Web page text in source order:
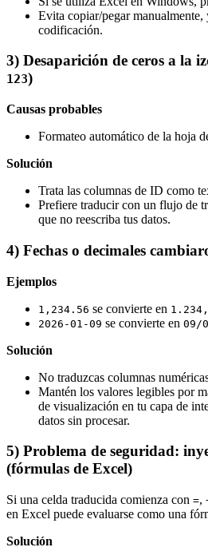
Evita copiar/pegar manualmente,
codificación.
3) Desaparición de ceros a la
123)
Causas probables
Formateo automático de la hoja
Solución
Trata las columnas de ID como
Prefiere traducir con un flujo de
que no reescriba tus datos.
4) Fechas o decimales
Ejemplos
1,234.56 se convierte en
2026-01-09 se convierte en 09/
Solución
No traduzcas columnas
Mantén los valores legibles por
de visualización en tu capa de
datos sin procesar.
5) Problema de seguridad:
(fórmulas de Excel)
Si una celda traducida comienza con =,
en Excel puede evaluarse como una
Solución